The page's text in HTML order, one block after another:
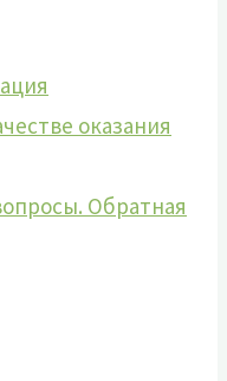
оказания
Обратная